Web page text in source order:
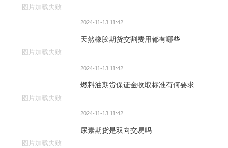
图片加载失败
2024-11-13 11:42
图片加载失败
天然橡胶期货交割费用都有哪些
2024-11-13 11:42
图片加载失败
燃料油期货保证金收取标准有何要求
2024-11-13 11:42
图片加载失败
尿素期货是双向交易吗